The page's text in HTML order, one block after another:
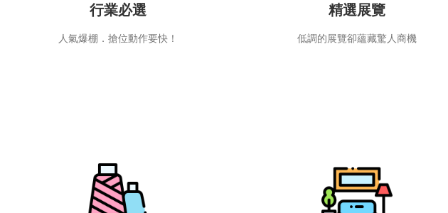
行業必選
人氣爆棚．搶位動作要快！
精選展覽
低調的展覽卻蘊藏驚人商機